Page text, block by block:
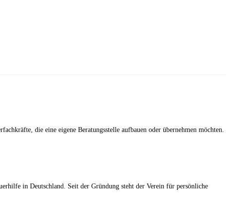
die eine eigene Beratungsstelle aufbauen oder übernehmen möchten.
in Deutschland. Seit der Gründung steht der Verein für persönliche